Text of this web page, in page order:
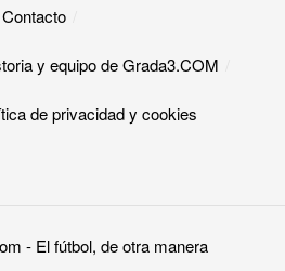
Contacto
y equipo de Grada3.COM
de privacidad y cookies​
- El fútbol, de otra manera